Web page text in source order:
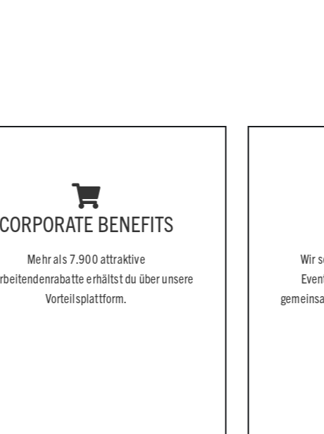
BENEFITS
attraktive
du über unsere
Wir schätzen uns wert,
Eventmacher:innen und
gemeinsam – ob beim Grillen